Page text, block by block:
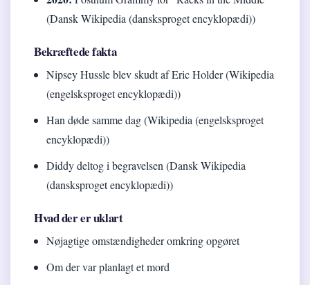
(Dansk Wikipedia (dansksproget encyklopædi))
Bekræftede fakta
Nipsey Hussle blev skudt af Eric Holder (Wikipedia
(engelsksproget encyklopædi))
Han døde samme dag (Wikipedia (engelsksproget
encyklopædi))
Diddy deltog i begravelsen (Dansk Wikipedia
(dansksproget encyklopædi))
Hvad der er uklart
Nøjagtige omstændigheder omkring opgøret
Om der var planlagt et mord